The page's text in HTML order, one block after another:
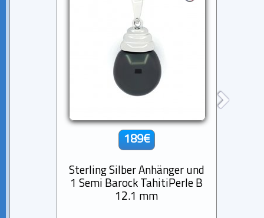
189€
Sterling Silber Anhänger und
1 Semi Barock TahitiPerle B
12.1 mm